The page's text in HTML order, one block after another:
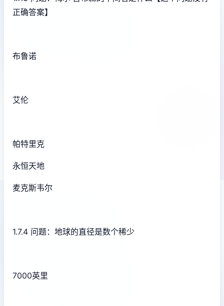
正确答案】
布鲁诺
艾伦
帕特里克
永恒天地
麦克斯韦尔
1.7.4 问题：地球的直径是数个稀少
7000英里